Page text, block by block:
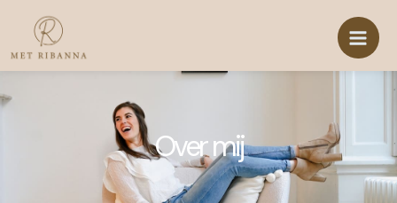
de
Over mij